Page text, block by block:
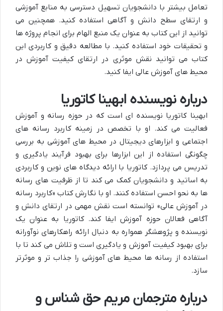
تعامل بیشتر با دانشجویان تسهیل دسترسی به منابع آموزشی
و ارتقای سطح دانش و آگاهی استفاده کنید. همچنین می
توانید از این کتاب به عنوان یک منبع الهام برای انجام پروژه ها
و تحقیقات خود استفاده کنید. با مطالعه دقیق و کاربردی این
کتاب می توانید نقش موثری در ارتقای کیفیت آموزش در
محیط های آموزش عالی ایفا کنید.
درباره نویسنده ابهینا کاتوریا
ابهینا کاتوریا نویسنده ای است که در حوزه رسانه و آموزش
فعالیت می کند. او با تخصص در زمینه کاربرد رسانه های
اجتماعی و ابزارهای دیجیتال در محیط های آموزشی به بررسی
چگونگی استفاده از این ابزارها برای بهبود فرآیند یادگیری و
تدریس می پردازد. کاتوریا با ارائه دیدگاه های نوین و کاربردی
به اساتید و دانشجویان کمک می کند تا از ظرفیت های رسانه
ها به نحو احسن استفاده کنند. او با نگارش کتاب «کاربرد رسانه
در آموزش عالی» توانسته است نقش مهمی در ارتقای دانش و
آگاهی فعالان حوزه آموزش ایفا کند. کاتوریا به عنوان یک
نویسنده و پژوهشگر همواره به دنبال ارائه راهکارهای نوآورانه
برای بهبود کیفیت آموزش و یادگیری است و تلاش می کند تا با
استفاده از رسانه ها محیط های آموزشی را جذاب تر و موثرتر
سازد.
درباره مترجمان مریم حق شناس و